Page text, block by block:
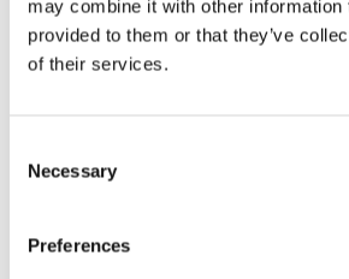
may combine it with other information
provided to them or that they’ve
of their services.
Selection
Necessary
Preferences
GMS
Gear Neo WP Jacket